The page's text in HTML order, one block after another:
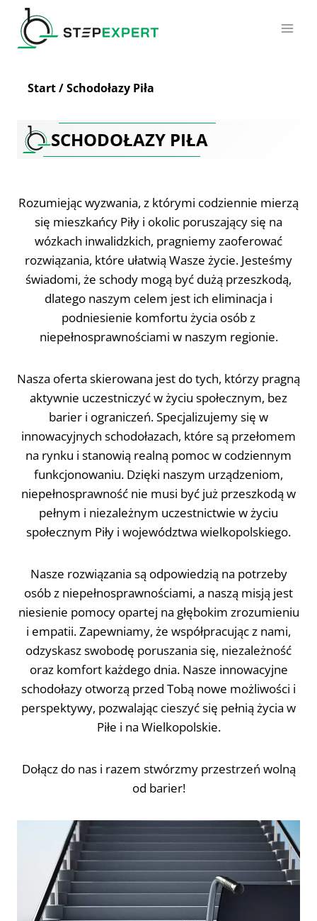
Przejdź
treści
Start/Schodołazy Piła
SCHODOŁAZY PIŁA
Rozumiejąc wyzwania, z którymi codziennie mierzą
się mieszkańcy Piły i okolic poruszający się na
wózkach inwalidzkich, pragniemy zaoferować
rozwiązania, które ułatwią Wasze życie. Jesteśmy
świadomi, że schody mogą być dużą przeszkodą,
dlatego naszym celem jest ich eliminacja i
podniesienie komfortu życia osób z
niepełnosprawnościami w naszym regionie.
Nasza oferta skierowana jest do tych, którzy pragną
aktywnie uczestniczyć w życiu społecznym, bez
barier i ograniczeń. Specjalizujemy się w
innowacyjnych schodołazach, które są przełomem
na rynku i stanowią realną pomoc w codziennym
funkcjonowaniu. Dzięki naszym urządzeniom,
niepełnosprawność nie musi być już przeszkodą w
pełnym i niezależnym uczestnictwie w życiu
społecznym Piły i województwa wielkopolskiego.
Nasze rozwiązania są odpowiedzią na potrzeby
osób z niepełnosprawnościami, a naszą misją jest
niesienie pomocy opartej na głębokim zrozumieniu
i empatii. Zapewniamy, że współpracując z nami,
odzyskasz swobodę poruszania się, niezależność
oraz komfort każdego dnia. Nasze innowacyjne
schodołazy otworzą przed Tobą nowe możliwości i
perspektywy, pozwalając cieszyć się pełnią życia w
Piłe i na Wielkopolskie.
Dołącz do nas i razem stwórzmy przestrzeń wolną
od barier!